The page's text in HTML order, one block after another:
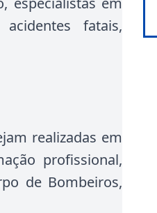
fatais,
realizadas em
profissional,
de Bombeiros,